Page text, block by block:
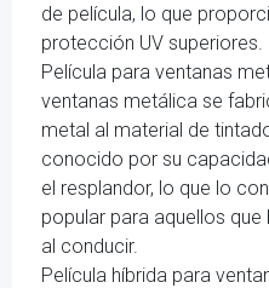
de película, lo que
protección UV superiores.
Película para ventanas
ventanas metálica se
metal al material de
conocido por su
el resplandor, lo que lo
popular para aquellos
al conducir.
Película híbrida para